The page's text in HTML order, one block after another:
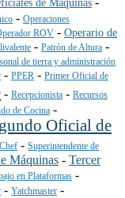
de Máquinas
- Operaciones
ROV - Operario de
- Patrón de Altura -
de tierra y administración
- PPER - Primer Oficial de
- Recepcionista - Recursos
de Cocina -
Oficial de
- Superintendente de
Máquinas - Tercer
en Plataformas -
- Yatchmaster -